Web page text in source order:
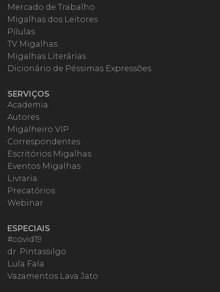
Mercado de Trabalho
Migalhas dos Leitores
Pílulas
TV Migalhas
Migalhas Literárias
Dicionário de Péssimas Expressões
SERVIÇOS
Academia
Autores
Migalheiro VIP
Correspondentes
Escritórios Migalhas
Eventos Migalhas
Livraria
Precatórios
Webinar
ESPECIAIS
#covid19
dr. Pintassilgo
Lula Fala
Vazamentos Lava Jato